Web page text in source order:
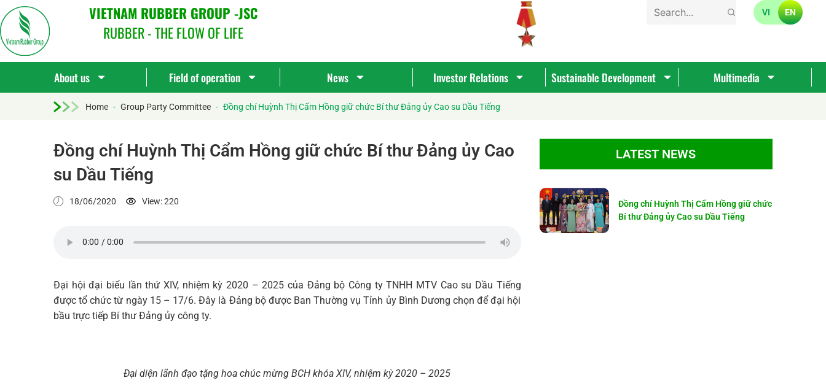
VIETNAM RUBBER GROUP -JSC
RUBBER - THE FLOW OF LIFE
VI EN
About us Field of operation News Investor Relations Sustainable Development Multimedia
Home - Group Party Committee - Đồng chí Huỳnh Thị Cẩm Hồng giữ chức Bí thư Đảng ủy Cao su Dầu Tiếng
Đồng chí Huỳnh Thị Cẩm Hồng giữ chức Bí thư Đảng ủy Cao
su Dầu Tiếng
18/06/2020 View: 220
Đại hội đại biểu lần thứ XIV, nhiệm kỳ 2020 – 2025 của Đảng bộ Công ty TNHH MTV Cao su Dầu Tiếng
được tổ chức từ ngày 15 – 17/6. Đây là Đảng bộ được Ban Thường vụ Tỉnh ủy Bình Dương chọn để đại hội
bầu trực tiếp Bí thư Đảng ủy công ty.
Đại diện lãnh đạo tặng hoa chúc mừng BCH khóa XIV, nhiệm kỳ 2020 – 2025
LATEST NEWS
Đồng chí Huỳnh Thị Cẩm Hồng giữ chức
Bí thư Đảng ủy Cao su Dầu Tiếng